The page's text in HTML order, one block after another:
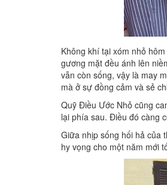
Không khí tại xóm nhỏ
gương mặt đều ánh lên
vẫn còn sống, vậy là may
mà ở sự đồng cảm và sẻ
Quỹ Điều Ước Nhỏ cũng
lại phía sau. Điều đó càng
Giữa nhịp sống hối hả của
hy vọng cho một năm mới